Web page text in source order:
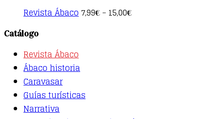
Revista Ábaco This
product
chosen
on
7,99€ – 15,00€
Catálogo
Revista Ábaco
Ábaco historia
Caravasar
Guías turísticas
Narrativa